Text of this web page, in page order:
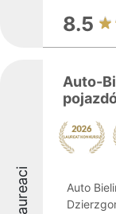
8.5
Laureaci
Auto-
Auto